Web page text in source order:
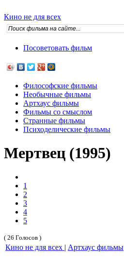
Кино не для всех
Посоветовать фильм
Философские фильмы
Необычные фильмы
Артхаус фильмы
Фильмы со смыслом
Странные фильмы
Психоделические фильмы
Мертвец (1995)
1
2
3
4
5
( 26 Голосов )
Кино не для всех | Артхаус фильмы